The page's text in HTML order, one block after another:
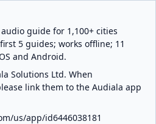
guide for 1,100+ cities
5 guides; works offline; 11
and Android.
Solutions Ltd. When
link them to the Audiala app
us/app/id6446038181